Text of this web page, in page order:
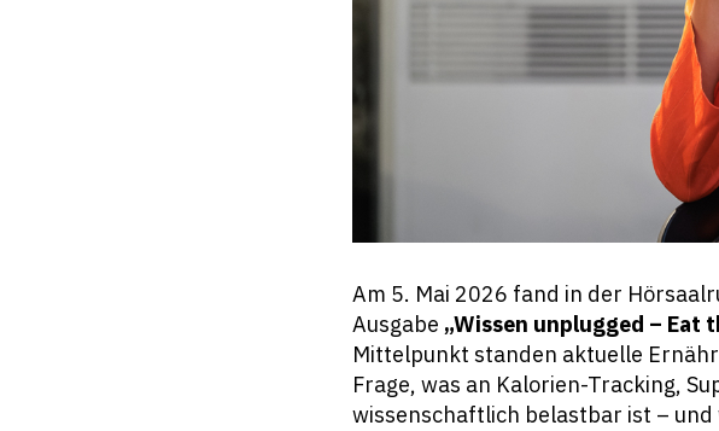
Am 5. Mai 2026 fand in der
Ausgabe „Wissen unplugged – Eat
Mittelpunkt standen aktuelle
Frage, was an Kalorien-Tracking,
wissenschaftlich belastbar ist –